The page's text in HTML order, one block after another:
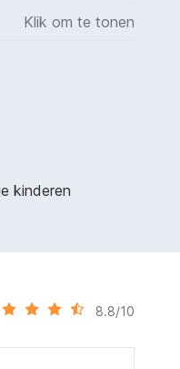
Klik om te tonen
kinderen
8.8/10